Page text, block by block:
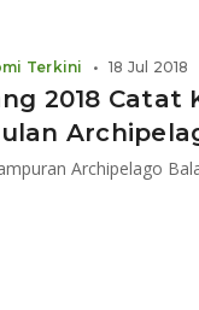
2018 Catat
Terkini • 18 Jul 2018